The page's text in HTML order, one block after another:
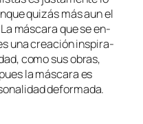
qui­zás más aun el
más­ca­ra que se en­
una crea­ción ins­pi­ra­
co­mo sus obras,
la más­ca­ra es
deformada.